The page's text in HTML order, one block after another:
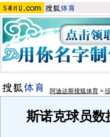
阿迪达斯搜狐体育 >
斯诺克球员数